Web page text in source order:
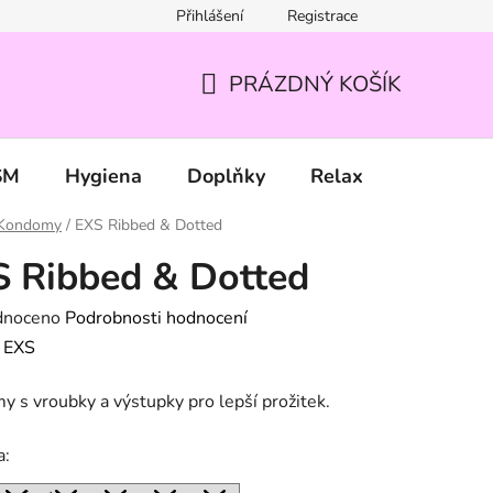
Přihlášení Registrace
KOŠÍK
PRÁZDNÝ KOŠÍK
Hygiena Doplňky Relax
/ EXS Ribbed & Dotted
Ribbed & Dotted
Podrobnosti hodnocení
EXS
s vroubky a výstupky pro lepší prožitek.